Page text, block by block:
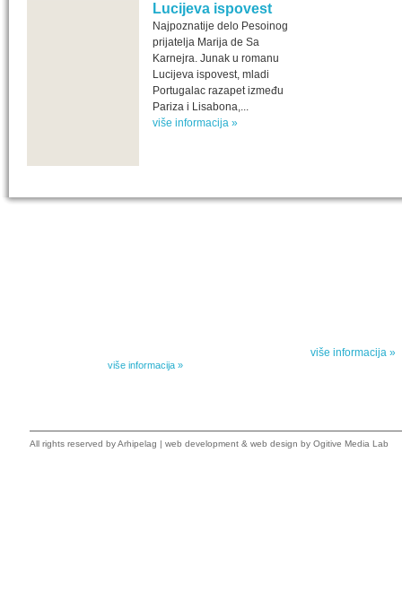
Lucijeva ispovest
Najpoznatije delo Pesoinog
prijatelja Marija de Sa
Karnejra. Junak u romanu
Lucijeva ispovest, mladi
Portugalac razapet između
Pariza i Lisabona,...
više informacija »
više informacija »
više informacija »
All rights reserved byArhipelag | web development & web design by Ogitive Media Lab